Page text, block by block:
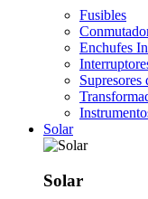
Fusibles
Enchufes
Supresores
Solar
Solar